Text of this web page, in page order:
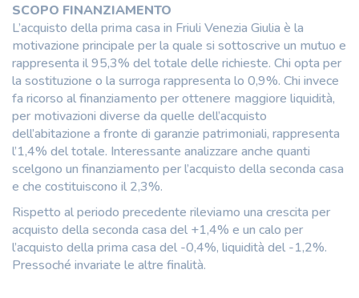
SCOPO FINANZIAMENTO
L’acquisto della prima casa in Friuli Venezia Giulia è la
motivazione principale per la quale si sottoscrive un mutuo e
rappresenta il 95,3% del totale delle richieste. Chi opta per
la sostituzione o la surroga rappresenta lo 0,9%. Chi invece
fa ricorso al finanziamento per ottenere maggiore liquidità,
per motivazioni diverse da quelle dell’acquisto
dell’abitazione a fronte di garanzie patrimoniali, rappresenta
l’1,4% del totale. Interessante analizzare anche quanti
scelgono un finanziamento per l’acquisto della seconda casa
e che costituiscono il 2,3%.
Rispetto al periodo precedente rileviamo una crescita per
acquisto della seconda casa del +1,4% e un calo per
l’acquisto della prima casa del -0,4%, liquidità del -1,2%.
Pressoché invariate le altre finalità.